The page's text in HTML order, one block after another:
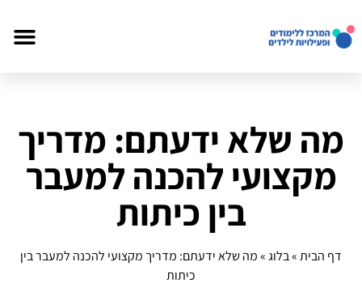
מה שלא ידעתם: מדריך
מקצועי להכנה למעבר
בין כיתות
דף הבית»בלוג»מה שלא ידעתם: מדריך מקצועי להכנה למעבר בין
כיתות